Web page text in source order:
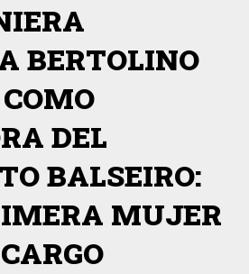
BERTOLINO
DEL
BALSEIRO:
MUJER